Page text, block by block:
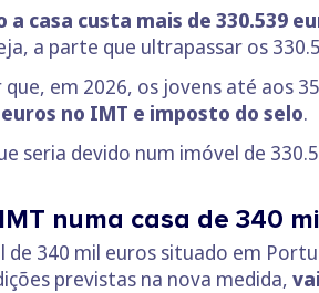
casa custa mais de 330.539
a parte que ultrapassar os
em 2026, os jovens até aos
no IMT e imposto do selo.
seria devido num imóvel de
numa casa de 340
de 340 mil euros situado em
previstas na nova medida,